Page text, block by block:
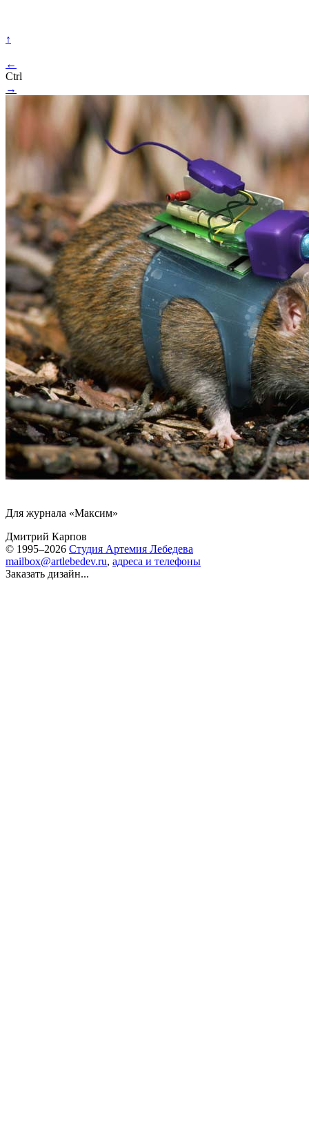
↑
←
Ctrl
→
Для журнала «Максим»
Дмитрий Карпов
© 1995–2026 Студия Артемия Лебедева
mailbox@artlebedev.ru, адреса и телефоны
Заказать дизайн...